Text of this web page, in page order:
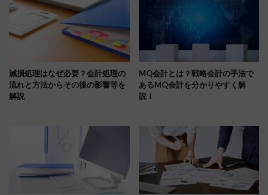
減損処理はなぜ必要？会計処理の
流れと方法からその後の影響等を
解説
MQ会計とは？戦略会計の手法で
あるMQ会計を分かりやすく解
説！